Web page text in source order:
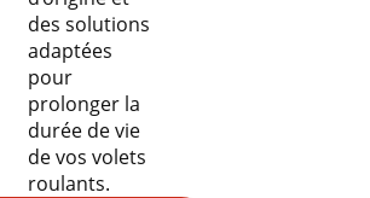
des solutions
adaptées
pour
prolonger la
durée de vie
de vos volets
roulants.